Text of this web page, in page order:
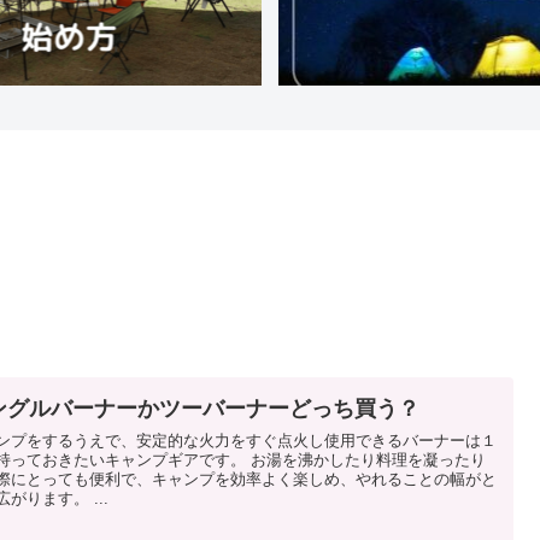
グルバーナーかツーバーナーどっち買う？
プをするうえで、安定的な火力をすぐ点火し使用できるバーナーは１
っておきたいキャンプギアです。 お湯を沸かしたり料理を凝ったり
にとっても便利で、キャンプを効率よく楽しめ、やれることの幅がと
がります。 ...